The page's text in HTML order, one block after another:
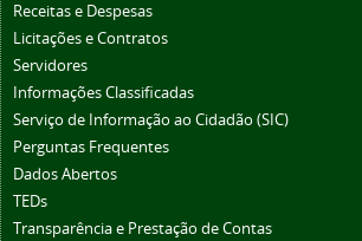
Receitas e Despesas
Licitações e Contratos
Servidores
Informações Classificadas
Serviço de Informação ao Cidadão (SIC)
Perguntas Frequentes
Dados Abertos
TEDs
Transparência e Prestação de Contas